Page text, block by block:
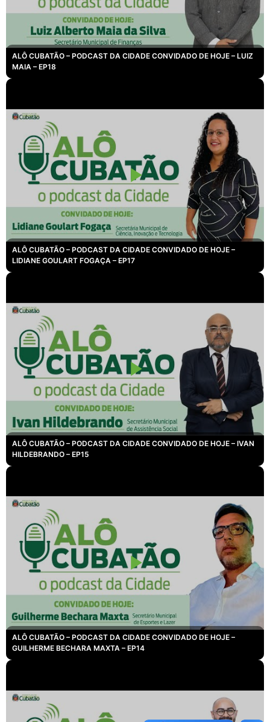
ALÔ CUBATÃO – PODCAST DA CIDADE CONVIDADO DE HOJE – LUIZ
MAIA – EP18
ALÔ CUBATÃO – PODCAST DA CIDADE CONVIDADO DE HOJE –
LIDIANE GOULART FOGAÇA – EP17
ALÔ CUBATÃO – PODCAST DA CIDADE CONVIDADO DE HOJE – IVAN
HILDEBRANDO – EP15
ALÔ CUBATÃO – PODCAST DA CIDADE CONVIDADO DE HOJE –
GUILHERME BECHARA MAXTA – EP14